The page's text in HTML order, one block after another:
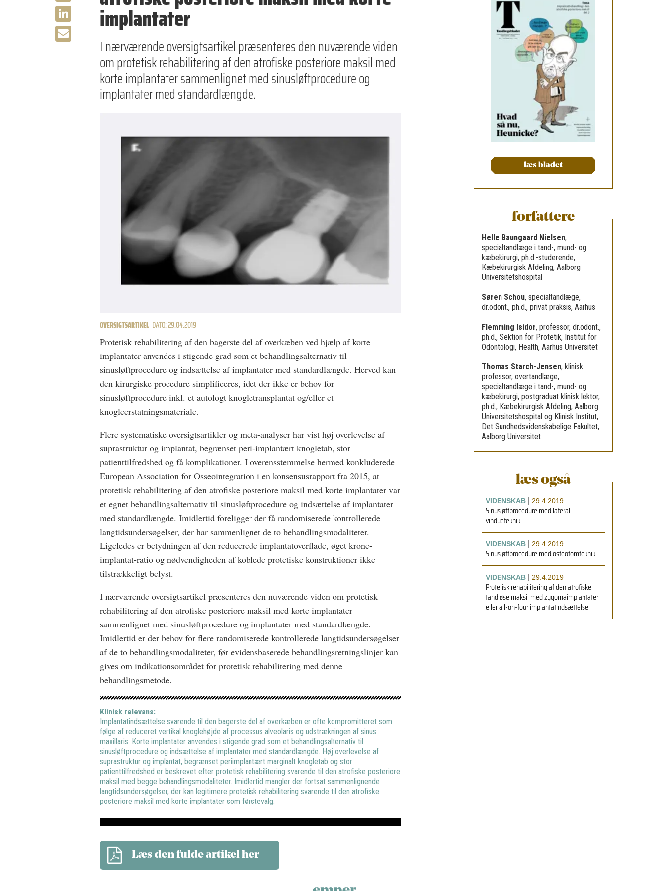
implantater
I nærværende oversigtsartikel præsenteres den nuværende viden
om protetisk rehabilitering af den atrofiske posteriore maksil med
korte implantater sammenlignet med sinusløftprocedure og
implantater med standardlængde.
OVERSIGTSARTIKEL DATO: 29.04.2019
Protetisk rehabilitering af den bagerste del af overkæben ved hjælp af korte
implantater anvendes i stigende grad som et behandlingsalternativ til
sinusløftprocedure og indsættelse af implantater med standardlængde. Herved kan
den kirurgiske procedure simplificeres, idet der ikke er behov for
sinusløftprocedure inkl. et autologt knogletransplantat og/eller et
knogleerstatningsmateriale.
Flere systematiske oversigtsartikler og meta-analyser har vist høj overlevelse af
suprastruktur og implantat, begrænset peri-implantært knogletab, stor
patienttilfredshed og få komplikationer. I overensstemmelse hermed konkluderede
European Association for Osseointegration i en konsensusrapport fra 2015, at
protetisk rehabilitering af den atrofiske posteriore maksil med korte implantater var
et egnet behandlingsalternativ til sinusløftprocedure og indsættelse af implantater
med standardlængde. Imidlertid foreligger der få randomiserede kontrollerede
langtidsundersøgelser, der har sammenlignet de to behandlingsmodaliteter.
Ligeledes er betydningen af den reducerede implantatoverflade, øget krone-
implantat-ratio og nødvendigheden af koblede protetiske konstruktioner ikke
tilstrækkeligt belyst.
I nærværende oversigtsartikel præsenteres den nuværende viden om protetisk
rehabilitering af den atrofiske posteriore maksil med korte implantater
sammenlignet med sinusløftprocedure og implantater med standardlængde.
Imidlertid er der behov for flere randomiserede kontrollerede langtidsundersøgelser
af de to behandlingsmodaliteter, før evidensbaserede behandlingsretningslinjer kan
gives om indikationsområdet for protetisk rehabilitering med denne
behandlingsmetode.
Klinisk relevans:
Implantatindsættelse svarende til den bagerste del af overkæben er ofte kompromitteret som
følge af reduceret vertikal knoglehøjde af processus alveolaris og udstrækningen af sinus
maxillaris. Korte implantater anvendes i stigende grad som et behandlingsalternativ til
sinusløftprocedure og indsættelse af implantater med standardlængde. Høj overlevelse af
suprastruktur og implantat, begrænset periimplantært marginalt knogletab og stor
patienttilfredshed er beskrevet efter protetisk rehabilitering svarende til den atrofiske posteriore
maksil med begge behandlingsmodaliteter. Imidlertid mangler der fortsat sammenlignende
langtidsundersøgelser, der kan legitimere protetisk rehabilitering svarende til den atrofiske
posteriore maksil med korte implantater som førstevalg.
Læs den fulde artikel her
læs bladet
forfattere
Helle Baungaard Nielsen,
specialtandlæge i tand-, mund- og
kæbekirurgi, ph.d.-studerende,
Kæbekirurgisk Afdeling, Aalborg
Universitetshospital
Søren Schou, specialtandlæge,
dr.odont., ph.d., privat praksis, Aarhus
Flemming Isidor, professor, dr.odont.,
ph.d., Sektion for Protetik, Institut for
Odontologi, Health, Aarhus Universitet
Thomas Starch-Jensen, klinisk
professor, overtandlæge,
specialtandlæge i tand-, mund- og
kæbekirurgi, postgraduat klinisk lektor,
ph.d., Kæbekirurgisk Afdeling, Aalborg
Universitetshospital og Klinisk Institut,
Det Sundhedsvidenskabelige Fakultet,
Aalborg Universitet
læs også
VIDENSKAB| 29.4.2019
Sinusløftprocedure med lateral
vindueteknik
VIDENSKAB| 29.4.2019
Sinusløftprocedure med osteotomteknik
VIDENSKAB| 29.4.2019
Protetisk rehabilitering af den atrofiske
tandløse maksil med zygomaimplantater
eller all-on-four implantatindsættelse